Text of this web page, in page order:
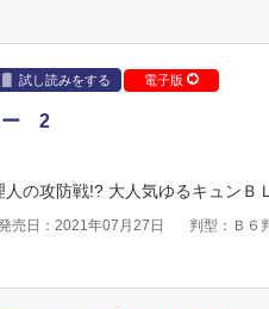
試し読みをする 電子版
ー 2
の攻防戦!? 大人気ゆるキュンＢ
売日：2021年07月27日 判型：Ｂ６